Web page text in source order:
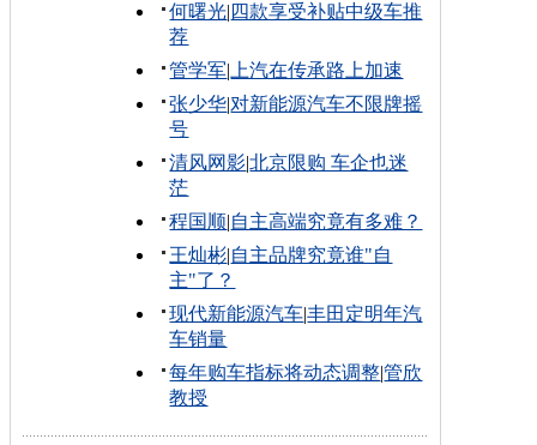
何曙光| 四款享受补贴中级车推
荐
管学军| 上汽在传承路上加速
张少华|对新能源汽车不限牌摇
号
清风网影|北京限购 车企也迷
茫
程国顺|自主高端究竟有多难？
王灿彬|自主品牌究竟谁"自
主"了？
现代新能源汽车|丰田定明年汽
车销量
每年购车指标将动态调整|管欣
教授